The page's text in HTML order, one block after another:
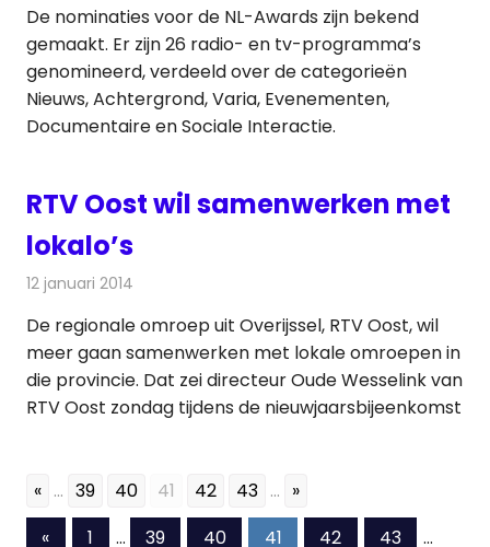
De nominaties voor de NL-Awards zijn bekend
gemaakt. Er zijn 26 radio- en tv-programma’s
genomineerd, verdeeld over de categorieën
Nieuws, Achtergrond, Varia, Evenementen,
Documentaire en Sociale Interactie.
RTV Oost wil samenwerken met
lokalo’s
12 januari 2014
De regionale omroep uit Overijssel, RTV Oost, wil
meer gaan samenwerken met lokale omroepen in
die provincie. Dat zei directeur Oude Wesselink van
RTV Oost zondag tijdens de nieuwjaarsbijeenkomst
« ... 39 40 41 42 43 ... »
Berichten
«Vorige1 … 39 40 41 42 43 …